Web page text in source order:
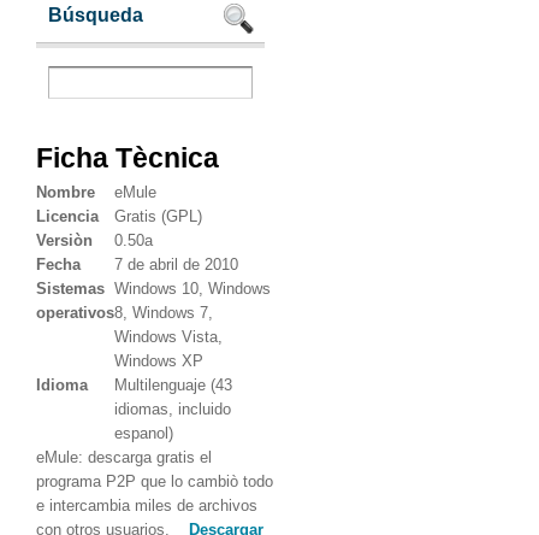
Búsqueda
Ficha Tècnica
Nombre
eMule
Licencia
Gratis (GPL)
Versiòn
0.50a
Fecha
7 de abril de 2010
Sistemas
operativos
Windows 10, Windows
8, Windows 7,
Windows Vista,
Windows XP
Idioma
Multilenguaje (43
idiomas, incluido
espanol)
eMule: descarga gratis el
programa P2P que lo cambiò todo
e intercambia miles de archivos
con otros usuarios.
Descargar